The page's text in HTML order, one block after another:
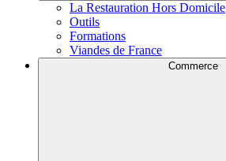
La Restauration Hors Domicile
Outils
Formations
Viandes de France
Commerce